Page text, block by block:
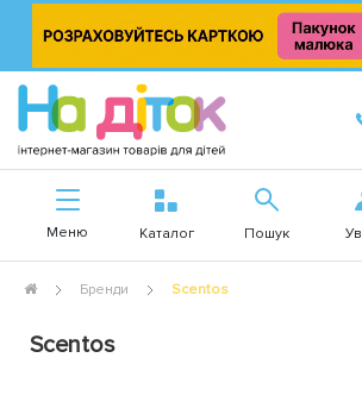
Меню Каталог Пошук
Бренди Scentos
Scentos